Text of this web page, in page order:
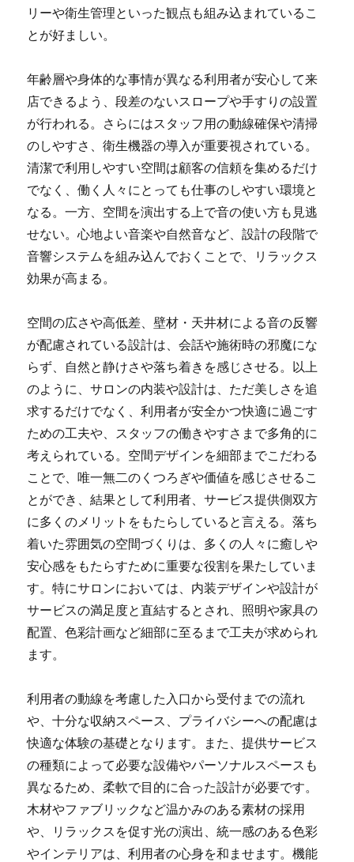
リーや衛生管理といった観点も組み込まれているこ
とが好ましい。
年齢層や身体的な事情が異なる利用者が安心して来
店できるよう、段差のないスロープや手すりの設置
が行われる。さらにはスタッフ用の動線確保や清掃
のしやすさ、衛生機器の導入が重要視されている。
清潔で利用しやすい空間は顧客の信頼を集めるだけ
でなく、働く人々にとっても仕事のしやすい環境と
なる。一方、空間を演出する上で音の使い方も見逃
せない。心地よい音楽や自然音など、設計の段階で
音響システムを組み込んでおくことで、リラックス
効果が高まる。
空間の広さや高低差、壁材・天井材による音の反響
が配慮されている設計は、会話や施術時の邪魔にな
らず、自然と静けさや落ち着きを感じさせる。以上
のように、サロンの内装や設計は、ただ美しさを追
求するだけでなく、利用者が安全かつ快適に過ごす
ための工夫や、スタッフの働きやすさまで多角的に
考えられている。空間デザインを細部までこだわる
ことで、唯一無二のくつろぎや価値を感じさせるこ
とができ、結果として利用者、サービス提供側双方
に多くのメリットをもたらしていると言える。落ち
着いた雰囲気の空間づくりは、多くの人々に癒しや
安心感をもたらすために重要な役割を果たしていま
す。特にサロンにおいては、内装デザインや設計が
サービスの満足度と直結するとされ、照明や家具の
配置、色彩計画など細部に至るまで工夫が求められ
ます。
利用者の動線を考慮した入口から受付までの流れ
や、十分な収納スペース、プライバシーへの配慮は
快適な体験の基礎となります。また、提供サービス
の種類によって必要な設備やパーソナルスペースも
異なるため、柔軟で目的に合った設計が必要です。
木材やファブリックなど温かみのある素材の採用
や、リラックスを促す光の演出、統一感のある色彩
やインテリアは、利用者の心身を和ませます。機能